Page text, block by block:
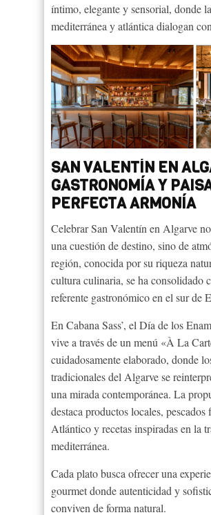
íntimo, elegante y sensorial, donde
mediterránea y atlántica dialogan
SAN VALENTÍN EN
GASTRONOMÍA Y
PERFECTA ARMONÍA
Celebrar San Valentín en Algarve
una cuestión de destino, sino de
región, conocida por su riqueza
cultura culinaria, se ha consolidado
referente gastronómico en el sur de
En Cabana Sass’, el Día de los
vive a través de un menú «À La
cuidadosamente elaborado, donde
tradicionales del Algarve se
una mirada contemporánea. La
destaca productos locales, pescados
Atlántico y recetas inspiradas en la
mediterránea.
Cada plato busca ofrecer una
gourmet donde autenticidad y
conviven de forma natural.